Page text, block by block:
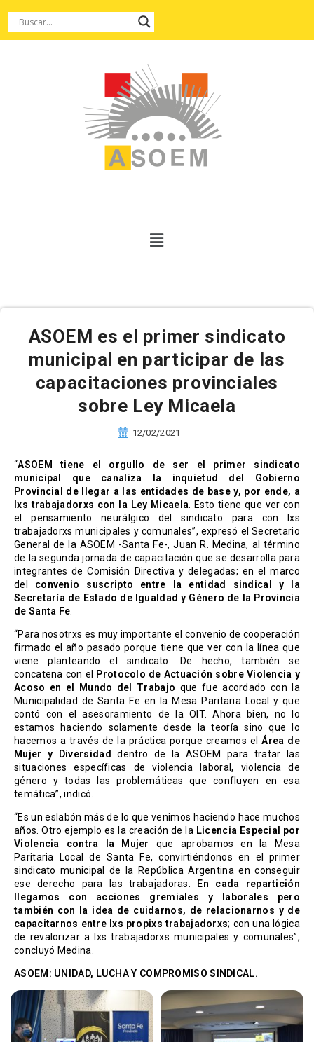
ASOEM es el primer sindicato
municipal en participar de las
capacitaciones provinciales
sobre Ley Micaela
12/02/2021
“ASOEM tiene el orgullo de ser el primer sindicato
municipal que canaliza la inquietud del Gobierno
Provincial de llegar a las entidades de base y, por ende, a
lxs trabajadorxs con la Ley Micaela. Esto tiene que ver con
el pensamiento neurálgico del sindicato para con lxs
trabajadorxs municipales y comunales”, expresó el Secretario
General de la ASOEM -Santa Fe-, Juan R. Medina, al término
de la segunda jornada de capacitación que se desarrolla para
integrantes de Comisión Directiva y delegadas; en el marco
del convenio suscripto entre la entidad sindical y la
Secretaría de Estado de Igualdad y Género de la Provincia
de Santa Fe.
“Para nosotrxs es muy importante el convenio de cooperación
firmado el año pasado porque tiene que ver con la línea que
viene planteando el sindicato. De hecho, también se
concatena con el
Protocolo de Actuación sobre Violencia y
Acoso en el Mundo del Trabajo que fue acordado con la
Municipalidad de Santa Fe en la Mesa Paritaria Local y que
contó con el asesoramiento de la OIT. Ahora bien, no lo
estamos haciendo solamente desde la teoría sino que lo
hacemos a través de la práctica porque creamos elÁrea de
Mujer y Diversidad
dentro de la ASOEM para tratar las
situaciones específicas de violencia laboral, violencia de
género y todas las problemáticas que confluyen en esa
temática”, indicó.
“Es un eslabón más de lo que venimos haciendo hace muchos
años. Otro ejemplo es la creación de la Licencia Especial por
Violencia contra la Mujer
que aprobamos en la Mesa
Paritaria Local de Santa Fe, convirtiéndonos en el primer
sindicato municipal de la República Argentina en conseguir
ese derecho para las trabajadoras.
En cada repartición
llegamos con acciones gremiales y laborales pero
también con la idea de cuidarnos, de relacionarnos y de
capacitarnos entre lxs propixs trabajadorxs; con una lógica
de revalorizar a lxs trabajadorxs municipales y comunales”,
concluyó Medina.
ASOEM: UNIDAD, LUCHA Y COMPROMISO SINDICAL.